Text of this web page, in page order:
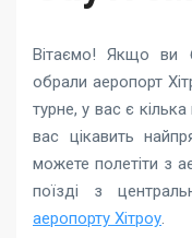
Вітаємо! Якщо ви
обрали аеропорт
турне, у вас є
вас цікавить
можете полетіти з
поїзді з
аеропорту Хітроу.